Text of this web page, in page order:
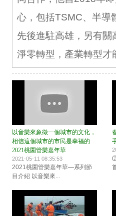
心，包括TSMC、半導
先後進駐高雄，另有
淨零轉型，產業轉型才
以音樂來象徵一個城市的文化，
相信這個城市的市民是幸福的
2021桃園管樂嘉年華
2021-05-11 08:35:53
2021桃園管樂嘉年華---系列節
目介紹 以音樂來...
(